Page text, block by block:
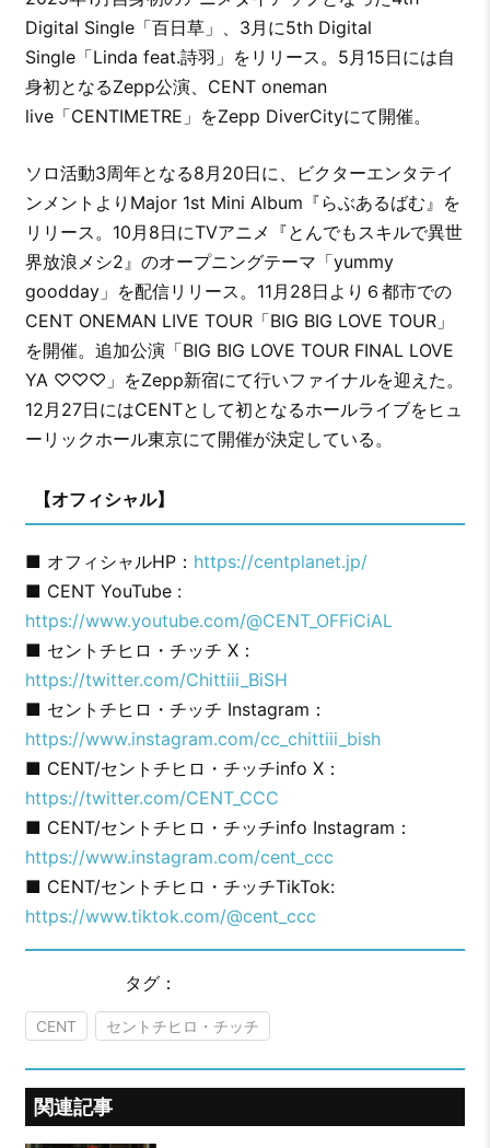
Digital Single「百日草」、3月に5th Digital
Single「Linda feat.詩羽」をリリース。5月15日には自
身初となるZepp公演、CENT oneman
live「CENTIMETRE」をZepp DiverCityにて開催。
ソロ活動3周年となる8月20日に、ビクターエンタテイ
ンメントよりMajor 1st Mini Album『らぶあるばむ』を
リリース。10月8日にTVアニメ『とんでもスキルで異世
界放浪メシ2』のオープニングテーマ「yummy
goodday」を配信リリース。11月28日より６都市での
CENT ONEMAN LIVE TOUR「BIG BIG LOVE TOUR」
を開催。追加公演「BIG BIG LOVE TOUR FINAL LOVE
YA ♡♡♡」をZepp新宿にて行いファイナルを迎えた。
12月27日にはCENTとして初となるホールライブをヒュ
ーリックホール東京にて開催が決定している。
【オフィシャル】
■ オフィシャルHP： https://centplanet.jp/
■ CENT YouTube :
https://www.youtube.com/@CENT_OFFiCiAL
■ セントチヒロ・チッチ X：
https://twitter.com/Chittiii_BiSH
■ セントチヒロ・チッチ Instagram：
https://www.instagram.com/cc_chittiii_bish
■ CENT/セントチヒロ・チッチinfo X：
https://twitter.com/CENT_CCC
■ CENT/セントチヒロ・チッチinfo Instagram：
https://www.instagram.com/cent_ccc
■ CENT/セントチヒロ・チッチTikTok:
https://www.tiktok.com/@cent_ccc
タグ：
CENT セントチヒロ・チッチ
関連記事